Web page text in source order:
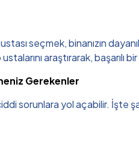
seçmek, binanızın
araştırarak, başarılı
Gerekenler
sorunlara yol açabilir.